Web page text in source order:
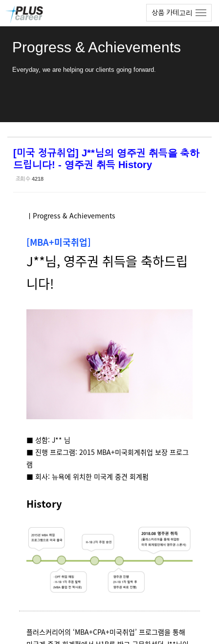
상품 카테고리
Progress & Achievements
Everyday, we are helping our clients going forward.
[미국 정규취업] J**님의 영주권 취득을 축하
드립니다! - 영주권 취득 History
조회 수 4218
ㅣProgress & Achievements
[MBA+미국취업]
J**님, 영주권 취득을 축하드립
니다!
■ 성함: J** 님
■ 진행 프로그램: 2015 MBA+미국회계취업 보장 프로그
램
■ 회사: 뉴욕에 위치한 미국계 중견 회계펌
History
플러스커리어의 ‘MBA+CPA+미국취업’ 프로그램을 통해